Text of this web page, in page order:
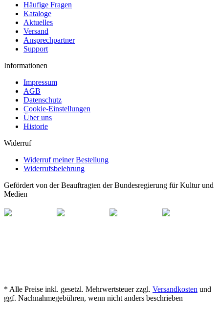
Häufige Fragen
Kataloge
Aktuelles
Versand
Ansprechpartner
Support
Informationen
Impressum
AGB
Datenschutz
Cookie-Einstellungen
Über uns
Historie
Widerruf
Widerruf meiner Bestellung
Widerrufsbelehrung
Gefördert von der Beauftragten der Bundesregierung für Kultur und
Medien
* Alle Preise inkl. gesetzl. Mehrwertsteuer zzgl. Versandkosten und
ggf. Nachnahmegebühren, wenn nicht anders beschrieben